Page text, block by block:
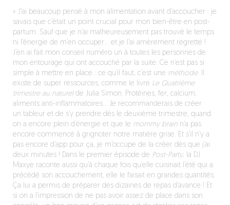
« J’ai beaucoup pensé à mon alimentation avant d’accoucher : je
savais que c’était un point crucial pour mon bien-être en post-
partum. Sauf que je n’ai malheureusement pas trouvé le temps
ni l’énergie de m’en occuper… et je l’ai amèrement regretté !
J’en ai fait mon conseil numéro un à toutes les personnes de
mon entourage qui ont accouché par la suite. Ce n’est pas si
simple à mettre en place : ce qu’il faut, c’est une méthode. Il
existe de super ressources, comme le livre Le Quatrième
trimestre au naturelde Julia Simon. Protéines, fer, calcium,
aliments anti-inflammatoires… Je recommanderais de créer
un tableur et de s’y prendre dès le deuxième trimestre, quand
on a encore plein d’énergie et que le mommy brainn’a pas
encore commencé à grignoter notre matière grise. Et s’il n’y a
pas encore d’app pour ça, je m’occupe de la créer dès que j’ai
deux minutes ! Dans le premier épisode de Post-Party, la DJ
Maxye raconte aussi qu’à chaque fois qu’elle cuisinait l’été qui a
précédé son accouchement, elle le faisait en grandes quantités.
Ça lui a permis de préparer des dizaines de repas d’avance ! Et
si on a l’impression de ne pas avoir assez de place dans son